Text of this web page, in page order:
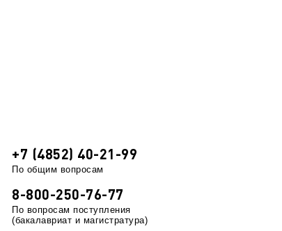
+7 (4852) 40-21-99
По общим вопросам
8-800-250-76-77
По вопросам поступления
(бакалавриат и магистратура)